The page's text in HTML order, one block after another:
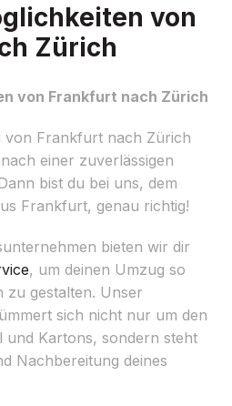
von
Zürich
von Frankfurt nach Zürich
von Frankfurt nach Zürich
einer zuverlässigen
bist du bei uns, dem
Frankfurt, genau richtig!
bieten wir dir
, um deinen Umzug so
zu gestalten. Unser
sich nicht nur um den
und Kartons, sondern steht
Nachbereitung deines